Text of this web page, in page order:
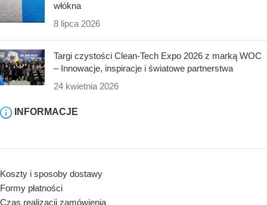
włókna
8 lipca 2026
Targi czystości Clean-Tech Expo 2026 z marką WOC
– Innowacje, inspiracje i światowe partnerstwa
24 kwietnia 2026
INFORMACJE
Koszty i sposoby dostawy
Formy płatności
Czas realizacji zamówienia